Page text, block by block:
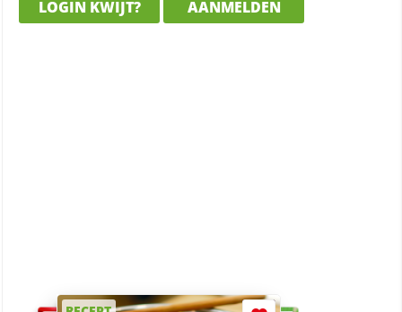
LOGIN KWIJT? AANMELDEN